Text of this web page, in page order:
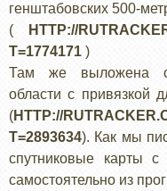
генштабовских 500-
(
HTTP://
T=1774171 )
Там же выложена
области с привязкой
(HTTP://
T=2893634). Как мы
спутниковые карты с
самостоятельно из